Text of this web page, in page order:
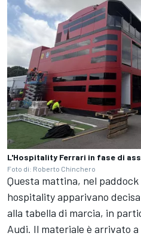
L'Hospitality Ferrari in fase di
Foto di: Roberto Chinchero
Questa mattina, nel
hospitality apparivano
alla tabella di marcia, in
Audi. Il materiale è arrivato